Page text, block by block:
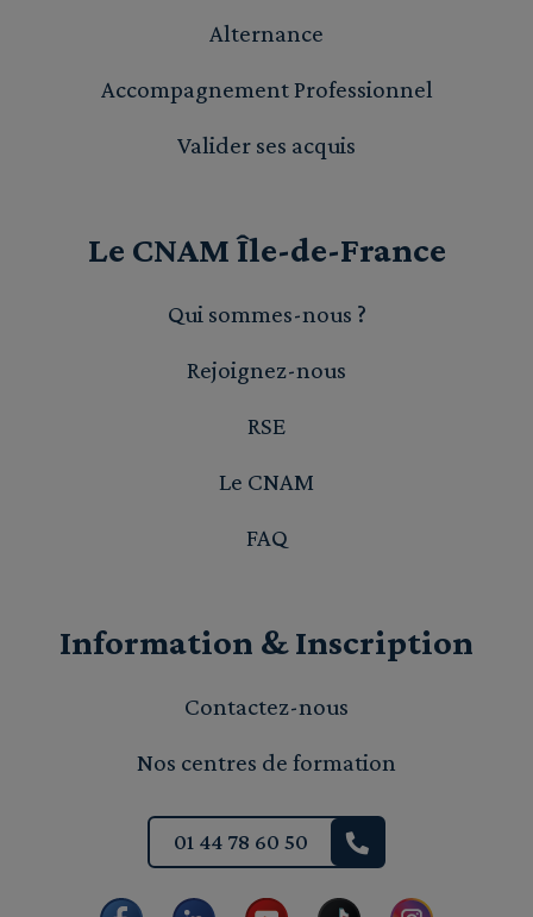
Alternance
Accompagnement Professionnel
Valider ses acquis
Le CNAM Île-de-France
Qui sommes-nous ?
Rejoignez-nous
RSE
Le CNAM
FAQ
Information & Inscription
Contactez-nous
Nos centres de formation
01 44 78 60 50